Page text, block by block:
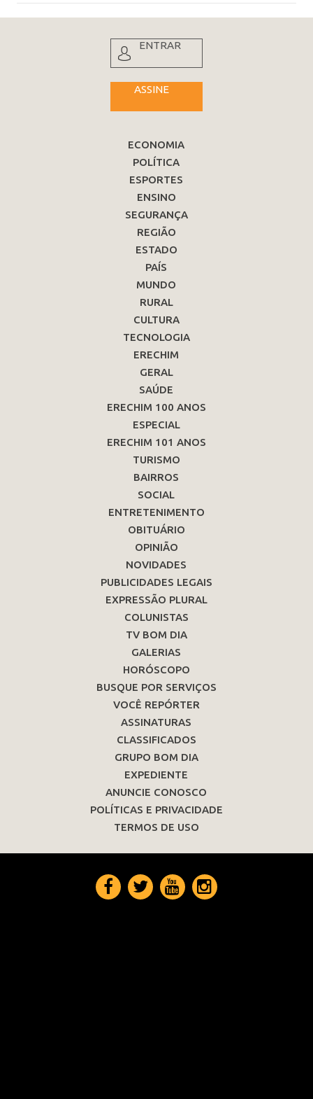
ENTRAR
ASSINE
ECONOMIA
POLÍTICA
ESPORTES
ENSINO
SEGURANÇA
REGIÃO
ESTADO
PAÍS
MUNDO
RURAL
CULTURA
TECNOLOGIA
ERECHIM
GERAL
SAÚDE
ERECHIM 100 ANOS
ESPECIAL
ERECHIM 101 ANOS
TURISMO
BAIRROS
SOCIAL
ENTRETENIMENTO
OBITUÁRIO
OPINIÃO
NOVIDADES
PUBLICIDADES LEGAIS
EXPRESSÃO PLURAL
COLUNISTAS
TV BOM DIA
GALERIAS
HORÓSCOPO
BUSQUE POR SERVIÇOS
VOCÊ REPÓRTER
ASSINATURAS
CLASSIFICADOS
GRUPO BOM DIA
EXPEDIENTE
ANUNCIE CONOSCO
POLÍTICAS E PRIVACIDADE
TERMOS DE USO